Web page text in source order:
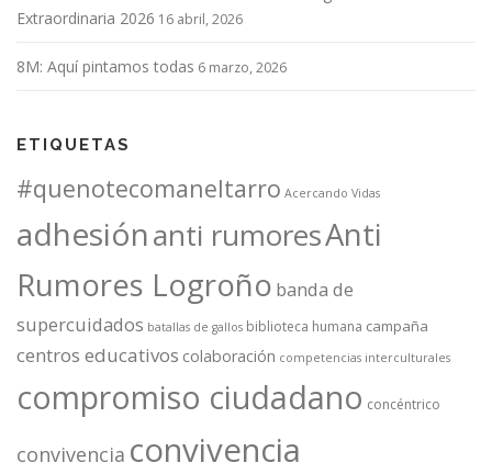
a
s
Extraordinaria 2026 16 abril, 2026
8M: Aquí pintamos todas 6 marzo, 2026
ETIQUETAS
#quenotecomaneltarro Acercando Vidas
adhesiónanti rumoresAnti
Rumores Logroño banda de
supercuidados batallas de gallos biblioteca humana campaña
centros educativos colaboración competencias interculturales
compromiso ciudadano concéntrico
convivencia convivencia